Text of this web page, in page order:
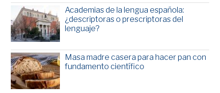
Academias de la lengua española:
¿descriptoras o prescriptoras del
lenguaje?
Masa madre casera para hacer pan con
fundamento científico